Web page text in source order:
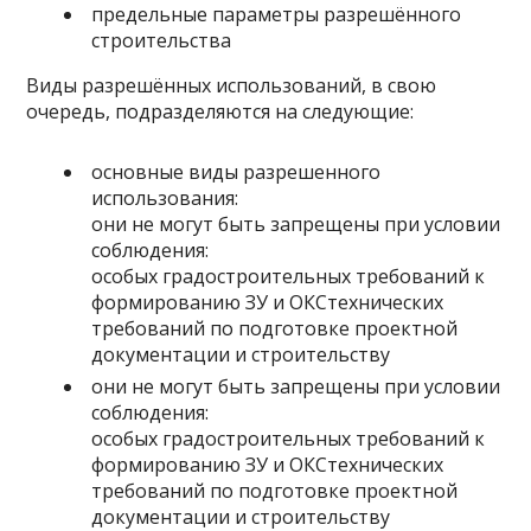
предельные параметры разрешённого
строительства
Виды разрешённых использований, в свою
очередь, подразделяются на следующие:
основные виды разрешенного
использования:
они не могут быть запрещены при условии
соблюдения:
особых градостроительных требований к
формированию ЗУ и ОКСтехнических
требований по подготовке проектной
документации и строительству
они не могут быть запрещены при условии
соблюдения:
особых градостроительных требований к
формированию ЗУ и ОКСтехнических
требований по подготовке проектной
документации и строительству